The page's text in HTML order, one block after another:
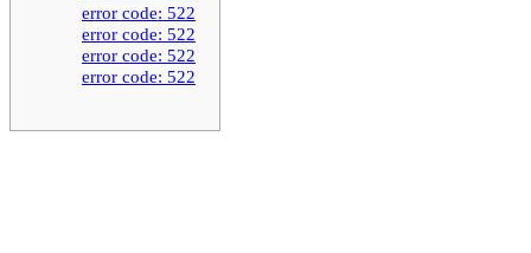
error code: 522
error code: 522
error code: 522
error code: 522